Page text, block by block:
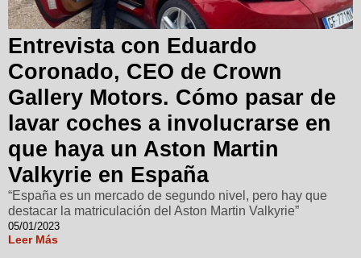
Entrevista con Eduardo
Coronado, CEO de Crown
Gallery Motors. Cómo pasar de
lavar coches a involucrarse en
que haya un Aston Martin
Valkyrie en España
“España es un mercado de segundo nivel, pero hay que
destacar la matriculación del Aston Martin Valkyrie”
05/01/2023
Leer Más